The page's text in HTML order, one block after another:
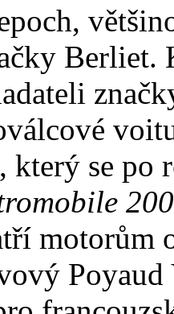
se po
motorům